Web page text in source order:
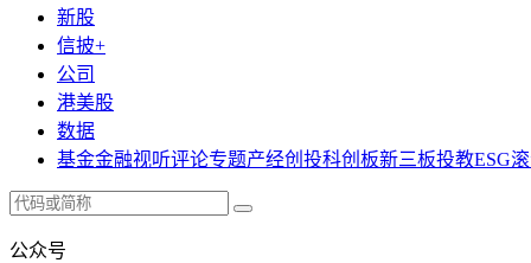
新股
信披+
公司
港美股
数据
基金金融视听评论专题产经创投科创板新三板投教ESG
公众号